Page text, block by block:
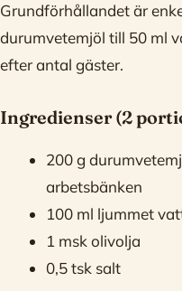
Grundförhållandet är
durumvetemjöl till 50 ml
efter antal gäster.
Ingredienser (2
200 g
arbetsbänken
100 ml ljummet
1 msk olivolja
0,5 tsk salt